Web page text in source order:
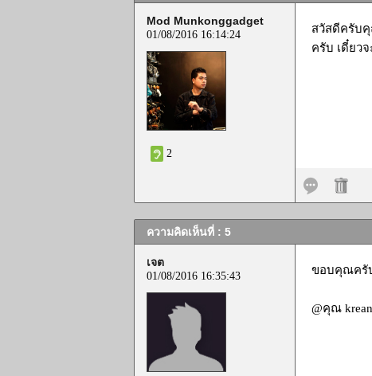
Mod Munkonggadget
01/08/2016 16:14:24
2
สวัสดีครับ
ครับ เดี๋ยว
ความคิดเห็นที่ : 5
เจต
01/08/2016 16:35:43 ขอบคุณครับ
@คุณ